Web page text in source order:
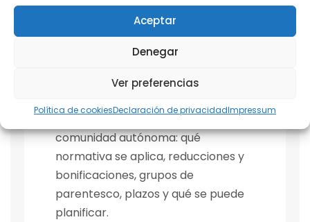
Aceptar
Denegar
Ver preferencias
Política de cookiesDeclaración de privacidadImpressum
Derecho Fiscal
Impuesto sobre
comunidad autónoma
Impuesto sobre Sucesiones por
comunidad autónoma: qué
normativa se aplica, reducciones y
bonificaciones, grupos de
parentesco, plazos y qué se puede
planificar.